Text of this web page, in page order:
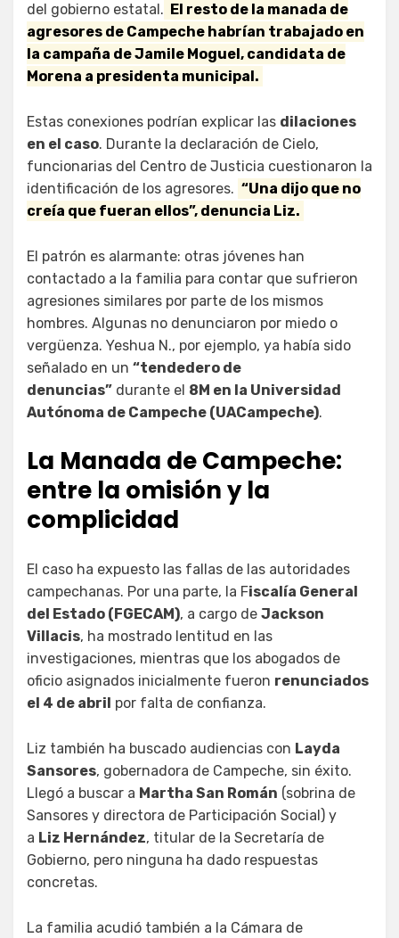
del gobierno estatal. El resto de la manada de
agresores de Campeche habrían trabajado en
la campaña de Jamile Moguel, candidata de
Morena a presidenta municipal.
Estas conexiones podrían explicar las dilaciones
en el caso. Durante la declaración de Cielo,
funcionarias del Centro de Justicia cuestionaron la
identificación de los agresores. “Una dijo que no
creía que fueran ellos”, denuncia Liz.
El patrón es alarmante: otras jóvenes han
contactado a la familia para contar que sufrieron
agresiones similares por parte de los mismos
hombres. Algunas no denunciaron por miedo o
vergüenza. Yeshua N., por ejemplo, ya había sido
señalado en un “tendedero de
denuncias” durante el 8M en la Universidad
Autónoma de Campeche (UACampeche).
La Manada de Campeche:
entre la omisión y la
complicidad
El caso ha expuesto las fallas de las autoridades
campechanas. Por una parte, la Fiscalía General
del Estado (FGECAM), a cargo de Jackson
Villacis, ha mostrado lentitud en las
investigaciones, mientras que los abogados de
oficio asignados inicialmente fueron renunciados
el 4 de abril por falta de confianza.
Liz también ha buscado audiencias con Layda
Sansores, gobernadora de Campeche, sin éxito.
Llegó a buscar a Martha San Román (sobrina de
Sansores y directora de Participación Social) y
a Liz Hernández, titular de la Secretaría de
Gobierno, pero ninguna ha dado respuestas
concretas.
La familia acudió también a la Cámara de